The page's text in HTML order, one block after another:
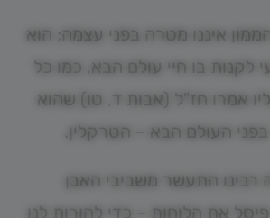
איננו מטרה בפני עצמה; הוא
לקנות בו חיי עולם הבא, כמו כל
אמרו חז"ל (אבות ד, טו) שהוא
בפני העולם הבא – הטרקלין.
רבינו התעשר משביבי האבן
את הלוחות – כדי להורות לנו